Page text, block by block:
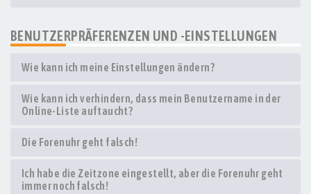
BENUTZERPRÄFERENZEN UND -EINSTELLUNGEN
Wie kann ich meine Einstellungen ändern?
Wie kann ich verhindern, dass mein Benutzername in der
Online-Liste auftaucht?
Die Forenuhr geht falsch!
Ich habe die Zeitzone eingestellt, aber die Forenuhr geht
immer noch falsch!